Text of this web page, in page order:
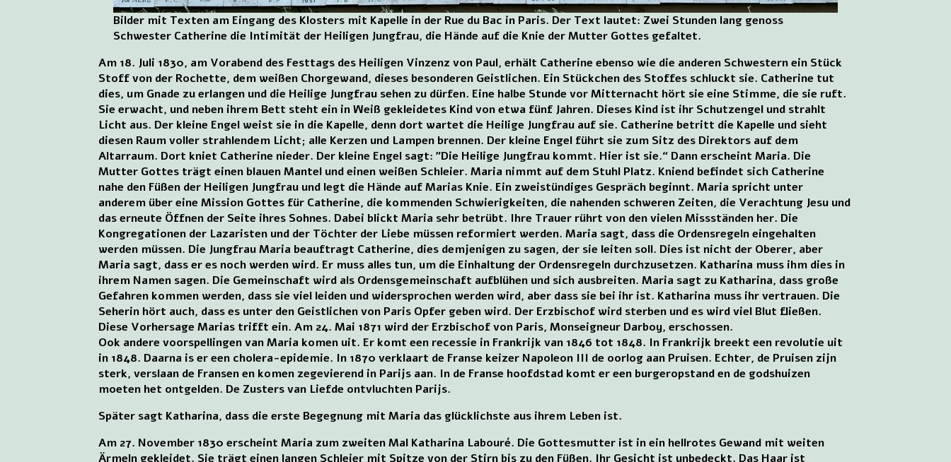
Bilder mit Texten am Eingang des Klosters mit Kapelle in der Rue du Bac in Paris. Der Text lautet: Zwei Stunden lang genoss
Schwester Catherine die Intimität der Heiligen Jungfrau, die Hände auf die Knie der Mutter Gottes gefaltet.
Am 18. Juli 1830, am Vorabend des Festtags des Heiligen Vinzenz von Paul, erhält Catherine ebenso wie die anderen Schwestern ein Stück
Stoff von der Rochette, dem weißen Chorgewand, dieses besonderen Geistlichen. Ein Stückchen des Stoffes schluckt sie. Catherine tut
dies, um Gnade zu erlangen und die Heilige Jungfrau sehen zu dürfen. Eine halbe Stunde vor Mitternacht hört sie eine Stimme, die sie ruft.
Sie erwacht, und neben ihrem Bett steht ein in Weiß gekleidetes Kind von etwa fünf Jahren. Dieses Kind ist ihr Schutzengel und strahlt
Licht aus. Der kleine Engel weist sie in die Kapelle, denn dort wartet die Heilige Jungfrau auf sie. Catherine betritt die Kapelle und sieht
diesen Raum voller strahlendem Licht; alle Kerzen und Lampen brennen. Der kleine Engel führt sie zum Sitz des Direktors auf dem
Altarraum. Dort kniet Catherine nieder. Der kleine Engel sagt: ”Die Heilige Jungfrau kommt. Hier ist sie.“ Dann erscheint Maria. Die
Mutter Gottes trägt einen blauen Mantel und einen weißen Schleier. Maria nimmt auf dem Stuhl Platz. Kniend befindet sich Catherine
nahe den Füßen der Heiligen Jungfrau und legt die Hände auf Marias Knie. Ein zweistündiges Gespräch beginnt. Maria spricht unter
anderem über eine Mission Gottes für Catherine, die kommenden Schwierigkeiten, die nahenden schweren Zeiten, die Verachtung Jesu und
das erneute Öffnen der Seite ihres Sohnes. Dabei blickt Maria sehr betrübt. Ihre Trauer rührt von den vielen Missständen her. Die
Kongregationen der Lazaristen und der Töchter der Liebe müssen reformiert werden. Maria sagt, dass die Ordensregeln eingehalten
werden müssen. Die Jungfrau Maria beauftragt Catherine, dies demjenigen zu sagen, der sie leiten soll. Dies ist nicht der Oberer, aber
Maria sagt, dass er es noch werden wird. Er muss alles tun, um die Einhaltung der Ordensregeln durchzusetzen. Katharina muss ihm dies in
ihrem Namen sagen. Die Gemeinschaft wird als Ordensgemeinschaft aufblühen und sich ausbreiten. Maria sagt zu Katharina, dass große
Gefahren kommen werden, dass sie viel leiden und widersprochen werden wird, aber dass sie bei ihr ist. Katharina muss ihr vertrauen. Die
Seherin hört auch, dass es unter den Geistlichen von Paris Opfer geben wird. Der Erzbischof wird sterben und es wird viel Blut fließen.
Diese Vorhersage Marias trifft ein. Am 24. Mai 1871 wird der Erzbischof von Paris, Monseigneur Darboy, erschossen.
Ook andere voorspellingen van Maria komen uit. Er komt een recessie in Frankrijk van 1846 tot 1848. In Frankrijk breekt een revolutie uit
in 1848. Daarna is er een cholera-epidemie. In 1870 verklaart de Franse keizer Napoleon III de oorlog aan Pruisen. Echter, de Pruisen zijn
sterk, verslaan de Fransen en komen zegevierend in Parijs aan. In de Franse hoofdstad komt er een burgeropstand en de godshuizen
moeten het ontgelden. De Zusters van Liefde ontvluchten Parijs.
Später sagt Katharina, dass die erste Begegnung mit Maria das glücklichste aus ihrem Leben ist.
Am 27. November 1830 erscheint Maria zum zweiten Mal Katharina Labouré. Die Gottesmutter ist in ein hellrotes Gewand mit weiten
Ärmeln gekleidet. Sie trägt einen langen Schleier mit Spitze von der Stirn bis zu den Füßen. Ihr Gesicht ist unbedeckt. Das Haar ist